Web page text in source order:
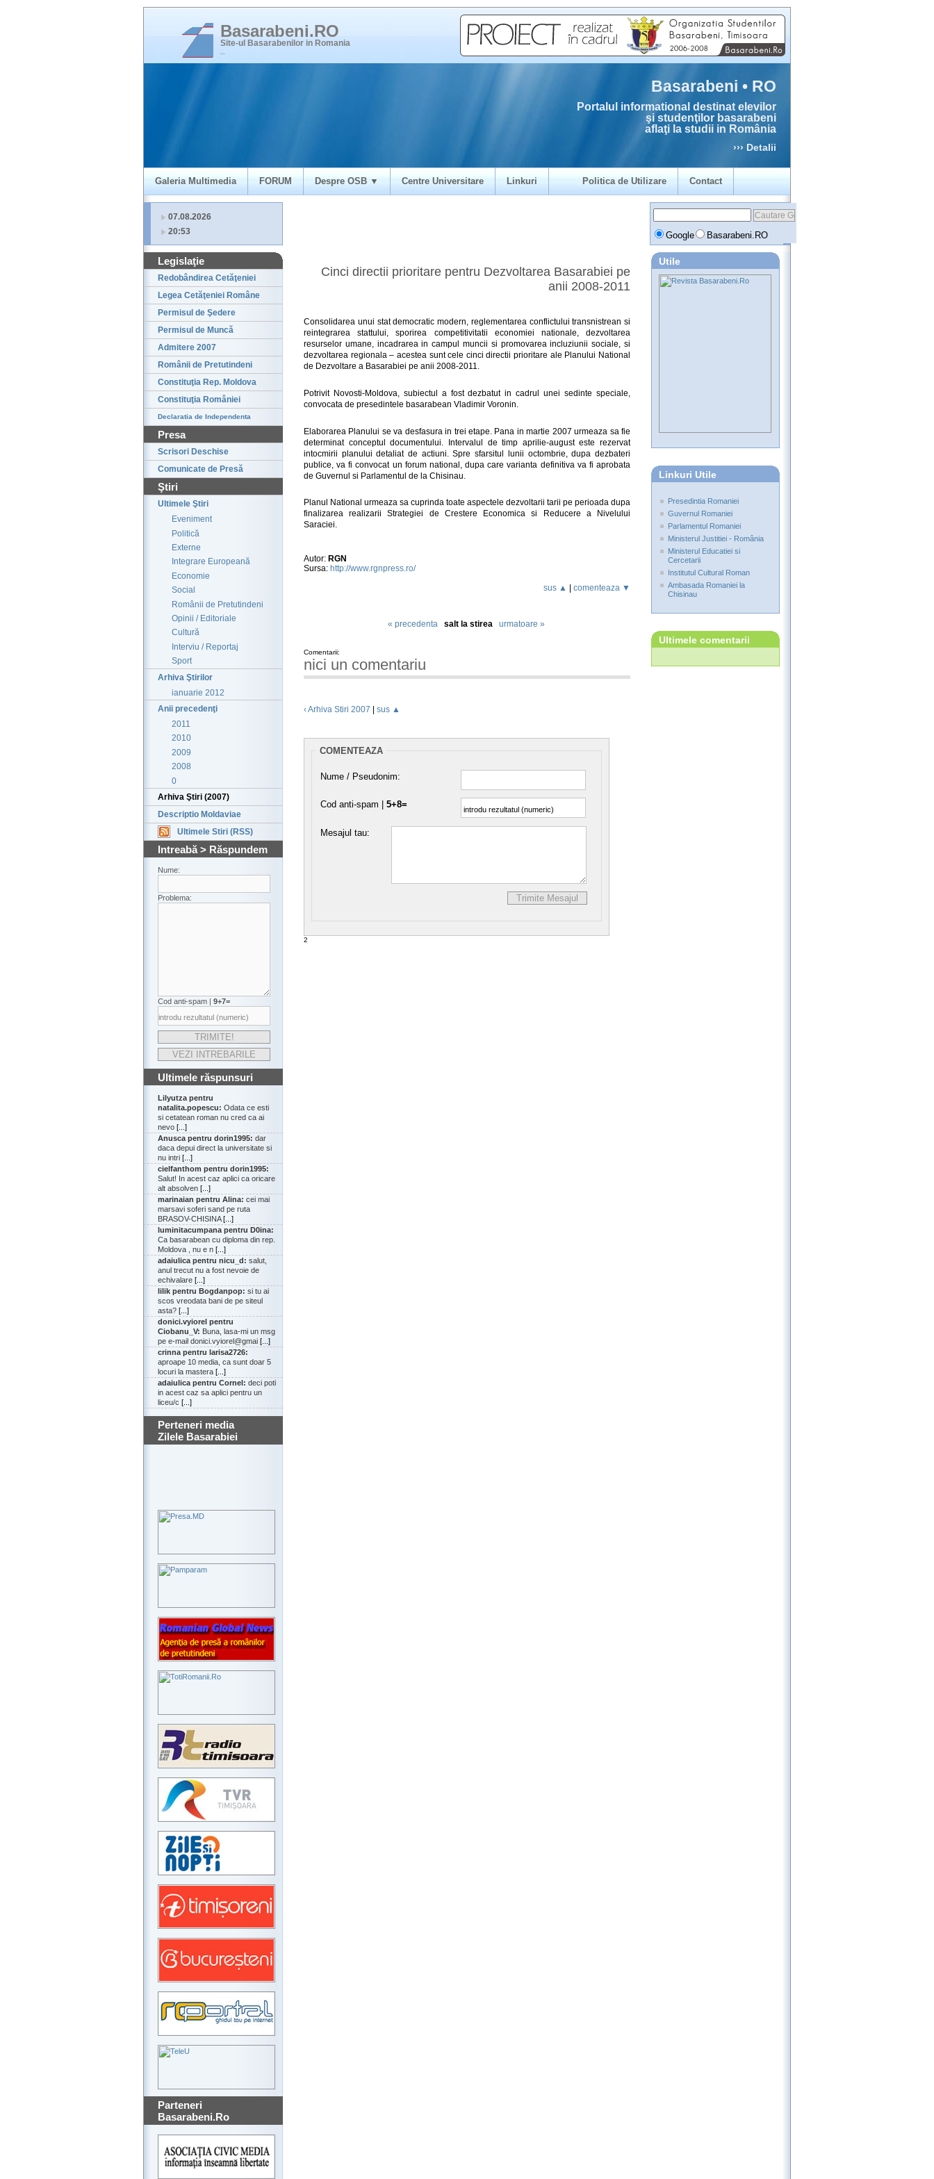
Basarabeni.RO
Site-ul Basarabenilor in Romania
Basarabeni • RO
Portalul informational destinat elevilor
şi studenţilor basarabeni
aflaţi la studii in România
››› Detalii
Galeria Multimedia FORUM Despre OSB ▼ Centre Universitare Linkuri Politica de Utilizare Contact
07.08.2026
20:53
Google Basarabeni.RO
Legislaţie
Redobândirea Cetăţeniei
Legea Cetăţeniei Române
Permisul de Şedere
Permisul de Muncă
Admitere 2007
Românii de Pretutindeni
Constituţia Rep. Moldova
Constituţia României
Declaratia de Independenta
Presa
Scrisori Deschise
Comunicate de Presă
Ştiri
Ultimele Ştiri
Eveniment
Politică
Externe
Integrare Europeană
Economie
Social
Românii de Pretutindeni
Opinii / Editoriale
Cultură
Interviu / Reportaj
Sport
Arhiva Ştirilor
ianuarie 2012
Anii precedenţi
2011
2010
2009
2008
0
Arhiva Ştiri (2007)
Descriptio Moldaviae
Ultimele Stiri (RSS)
Intreabă > Răspundem
Nume:
Problema:
Cod anti-spam | 9+7=
Ultimele răspunsuri
Lilyutza pentru
natalita.popescu: Odata ce esti
si cetatean roman nu cred ca ai
nevo [...]
Anusca pentru dorin1995: dar
daca depui direct la universitate si
nu intri [...]
cielfanthom pentru dorin1995:
Salut! In acest caz aplici ca oricare
alt absolven [...]
marinaian pentru Alina: cei mai
marsavi soferi sand pe ruta
BRASOV-CHISINA[...]
luminitacumpana pentru D0ina:
Ca basarabean cu diploma din rep.
Moldova , nu e n [...]
adaiulica pentru nicu_d: salut,
anul trecut nu a fost nevoie de
echivalare [...]
lilik pentru Bogdanpop: si tu ai
scos vreodata bani de pe siteul
asta? [...]
donici.vyiorel pentru
Ciobanu_V: Buna, lasa-mi un msg
pe e-mail donici.vyiorel@gmai [...]
crinna pentru larisa2726:
aproape 10 media, ca sunt doar 5
locuri la mastera [...]
adaiulica pentru Cornel: deci poti
in acest caz sa aplici pentru un
liceu/c [...]
Perteneri media
Zilele Basarabiei
Parteneri
Basarabeni.Ro
Cinci directii prioritare pentru Dezvoltarea Basarabiei pe
anii 2008-2011
Consolidarea unui stat democratic modern, reglementarea conflictului transnistrean si
reintegrarea stattului, sporirea competitivitatii economiei nationale, dezvoltarea
resurselor umane, incadrarea in campul muncii si promovarea incluziunii sociale, si
dezvoltarea regionala – acestea sunt cele cinci directii prioritare ale Planului National
de Dezvoltare a Basarabiei pe anii 2008-2011.
Potrivit Novosti-Moldova, subiectul a fost dezbatut in cadrul unei sedinte speciale,
convocata de presedintele basarabean Vladimir Voronin.
Elaborarea Planului se va desfasura in trei etape. Pana in martie 2007 urmeaza sa fie
determinat conceptul documentului. Intervalul de timp aprilie-august este rezervat
intocmirii planului detaliat de actiuni. Spre sfarsitul lunii octombrie, dupa dezbateri
publice, va fi convocat un forum national, dupa care varianta definitiva va fi aprobata
de Guvernul si Parlamentul de la Chisinau.
Planul National urmeaza sa cuprinda toate aspectele dezvoltarii tarii pe perioada dupa
finalizarea realizarii Strategiei de Crestere Economica si Reducere a Nivelului
Saraciei.
Autor: RGN
Sursa: http://www.rgnpress.ro/
sus ▲
comenteaza ▼
« precedenta salt la stirea urmatoare »
Comentarii:
nici un comentariu
‹ Arhiva Stiri 2007 sus ▲
COMENTEAZA
Nume / Pseudonim:
Cod anti-spam | 5+8=
Mesajul tau:
2
Utile
Linkuri Utile
Presedintia Romaniei
Guvernul Romaniei
Parlamentul Romaniei
Ministerul Justitiei - România
Ministerul Educatiei si
Cercetarii
Institutul Cultural Roman
Ambasada Romaniei la
Chisinau
Ultimele comentarii